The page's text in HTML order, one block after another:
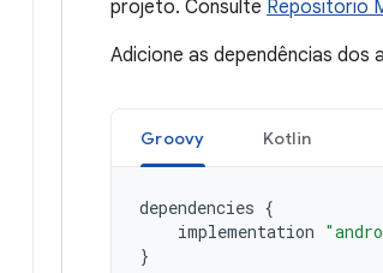
projeto. Consulte Repositório
Adicione as dependências
Groovy Kotlin
dependencies {
implementation
}